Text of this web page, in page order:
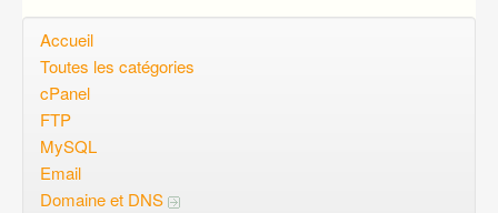
Questions ouvertes
Voulez-vous vous inscrire?
Connexion
Accueil
Toutes les catégories
cPanel
FTP
MySQL
Email
Domaine et DNS